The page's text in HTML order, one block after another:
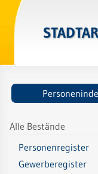
Alle Bestände
Personenregister
Gewerberegister